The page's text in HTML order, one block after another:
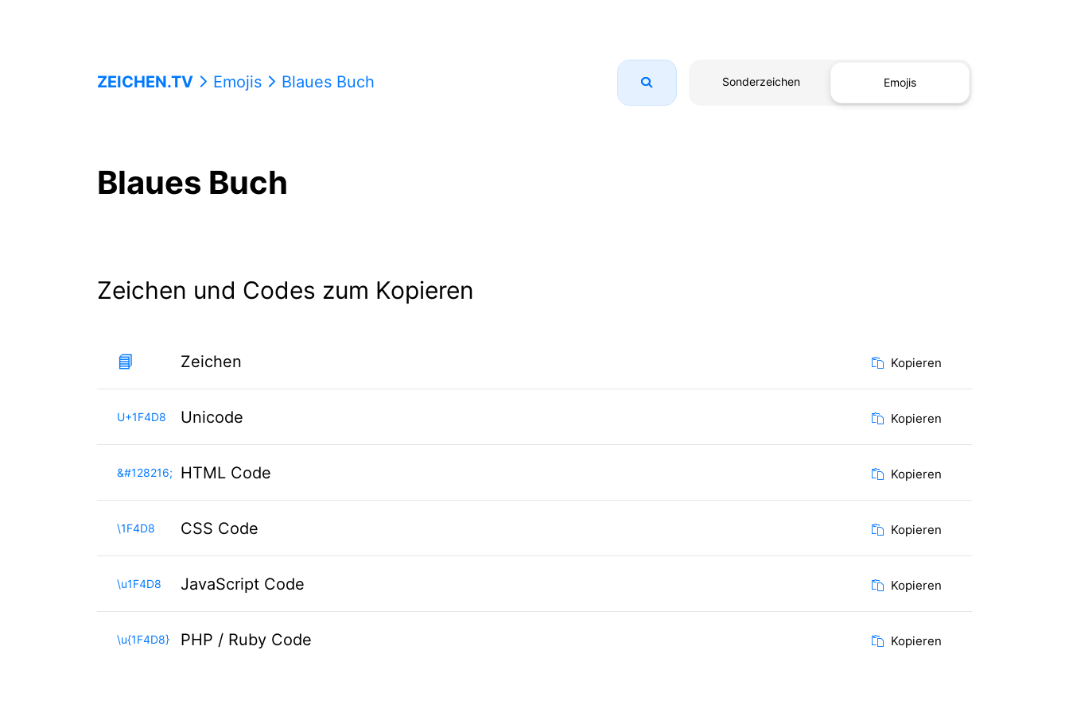
ZEICHEN.TV Emojis Blaues Buch Sonderzeichen Emojis
Blaues Buch
Zeichen und Codes zum Kopieren
📘 Zeichen Kopieren
U+1F4D8 Unicode Kopieren
&#128216; HTML Code Kopieren
\1F4D8 CSS Code Kopieren
\u1F4D8 JavaScript Code Kopieren
\u{1F4D8} PHP / Ruby Code Kopieren